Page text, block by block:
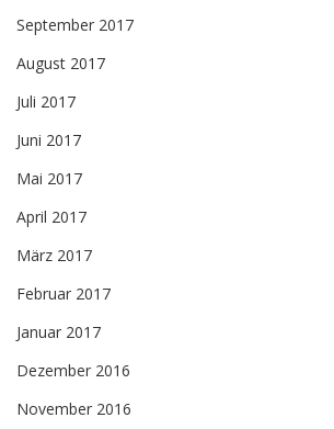
September 2017
August 2017
Juli 2017
Juni 2017
Mai 2017
April 2017
März 2017
Februar 2017
Januar 2017
Dezember 2016
November 2016